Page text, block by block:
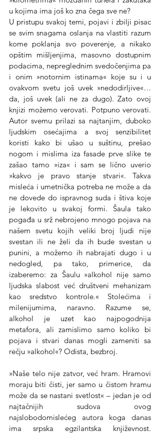
u kojima ima još ko zna čega sve ne?
U pristupu svakoj temi, pojavi i zbilji pisac
se svim snagama oslanja na vlastiti razum
kome poklanja svo poverenje, a nikako
opštim mišljenjima, masovno dostupnim
podacima, nepreglednim svedočenjima pa
i onim »notornim istinama« koje su i u
ovakvom svetu još uvek »nedodirljive«…
da, još uvek (ali ne za dugo). Zato ovoj
knjizi možemo verovati. Potpuno verovati.
Autor svemu prilazi sa najtanjim, duboko
ljudskim osećajima a svoj senzibilitet
koristi kako bi ušao u suštinu, prešao
nogom i mislima iza fasade prve slike te
zašao tamo »iza« i sam se lično uverio
»kakvo je pravo stanje stvari«. Takva
misleća i umetnička potreba ne može a da
ne dovede do ispravnog suda i štiva koje
je lekovito u svakoj formi. Šaula tako
pogađa u srž nebrojeno mnogo pojava na
našem svetu kojih veliki broj ljudi nije
svestan ili ne želi da ih bude svestan u
punini, a možemo ih nabrajati dugo i u
nedogled, pa tako, primerice, da
izaberemo: za Šaulu »alkohol nije samo
ljudska slabost već društveni mehanizam
kao sredstvo kontrole.« Stolećima i
milenijumima, naravno. Razume se,
alkohol je uzet kao najpogodnija
metafora, ali zamislimo samo koliko bi
pojava i stvari danas mogli zameniti sa
rečju »alkohol«? Odista, bezbroj.
»Naše telo nije zatvor, već hram. Hramovi
moraju biti čisti, jer samo u čistom hramu
može da se nastani svetlost« – jedan je od
najtačnijih sudova ovog
najslobodomislećeg autora koga danas
ima srpska egzilantska književnost.